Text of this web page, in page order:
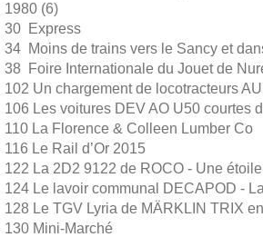
1980 (6)
30 Express
34 Moins de trains vers le Sancy et
38 Foire Internationale du Jouet de
102 Un chargement de locotracteurs
106 Les voitures DEV AO U50 courtes
110 La Florence & Colleen Lumber Co
116 Le Rail d’Or 2015
122 La 2D2 9122 de ROCO - Une
124 Le lavoir communal DECAPOD -
128 Le TGV Lyria de MÄRKLIN TRIX
130 Mini-Marché